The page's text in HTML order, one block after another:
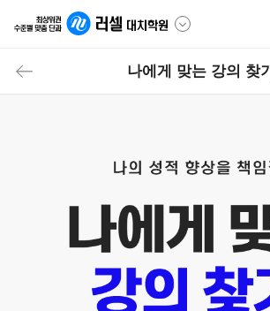
나에게 맞는 강의 찾기